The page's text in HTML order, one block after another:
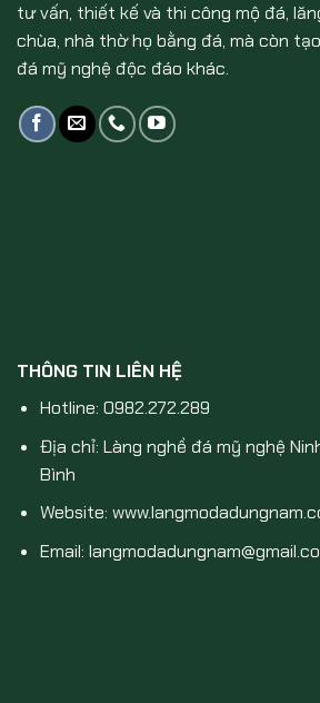
tư vấn, thiết kế và thi công mộ đá,
chùa, nhà thờ họ bằng đá, mà còn
đá mỹ nghệ độc đáo khác.
THÔNG TIN LIÊN HỆ
Hotline: 0982.272.289
Địa chỉ: Làng nghề đá mỹ nghệ
Bình
Website:
Email: